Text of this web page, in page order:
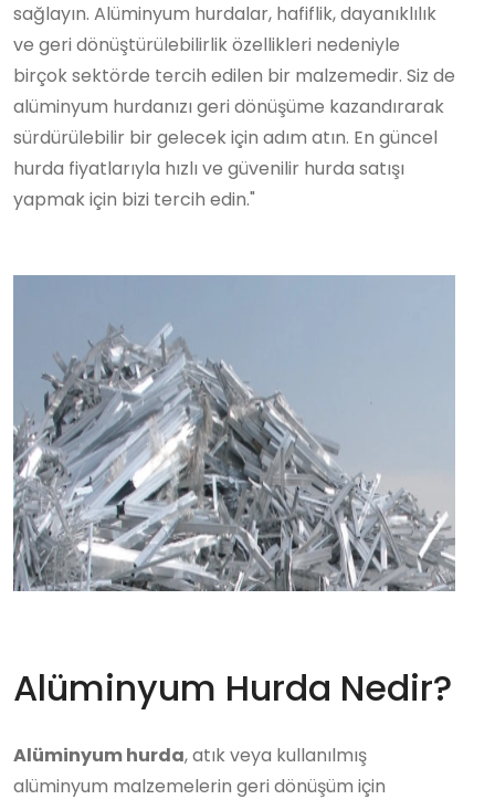
sağlayın. Alüminyum hurdalar, hafiflik, dayanıklılık
ve geri dönüştürülebilirlik özellikleri nedeniyle
birçok sektörde tercih edilen bir malzemedir. Siz de
alüminyum hurdanızı geri dönüşüme kazandırarak
sürdürülebilir bir gelecek için adım atın. En güncel
hurda fiyatlarıyla hızlı ve güvenilir hurda satışı
yapmak için bizi tercih edin."
Alüminyum Hurda Nedir?
Alüminyum hurda, atık veya kullanılmış
alüminyum malzemelerin geri dönüşüm için